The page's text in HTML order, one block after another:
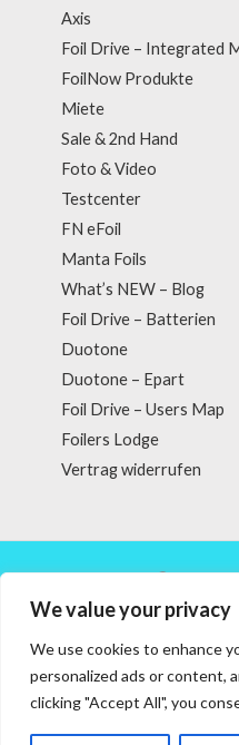
We value your privacy
We use cookies to enhance
personalized ads or content,
clicking "Accept All", you
Axis
Foil Drive – Integrated
FoilNow Produkte
Miete
Sale & 2nd Hand
Foto & Video
Testcenter
FN eFoil
Manta Foils
What’s NEW – Blog
Foil Drive – Batterien
Duotone
Duotone – Epart
Foil Drive – Users Map
Foilers Lodge
Vertrag widerrufen
Copyright © 2026
VERTRAG